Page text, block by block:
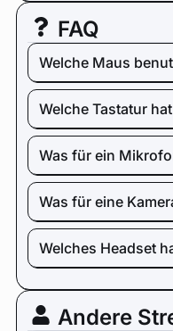
FAQ
Welche Maus
Welche Tastatur
Was für ein
Was für eine
Welches Headset
Andere